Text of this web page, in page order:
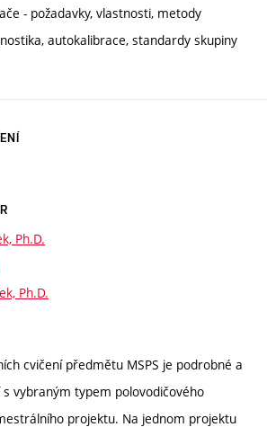
- požadavky, vlastnosti, metody
autokalibrace, standardy skupiny
Ph.D.
Ph.D.
cvičení předmětu MSPS je podrobné a
vybraným typem polovodičového
projektu. Na jednom projektu